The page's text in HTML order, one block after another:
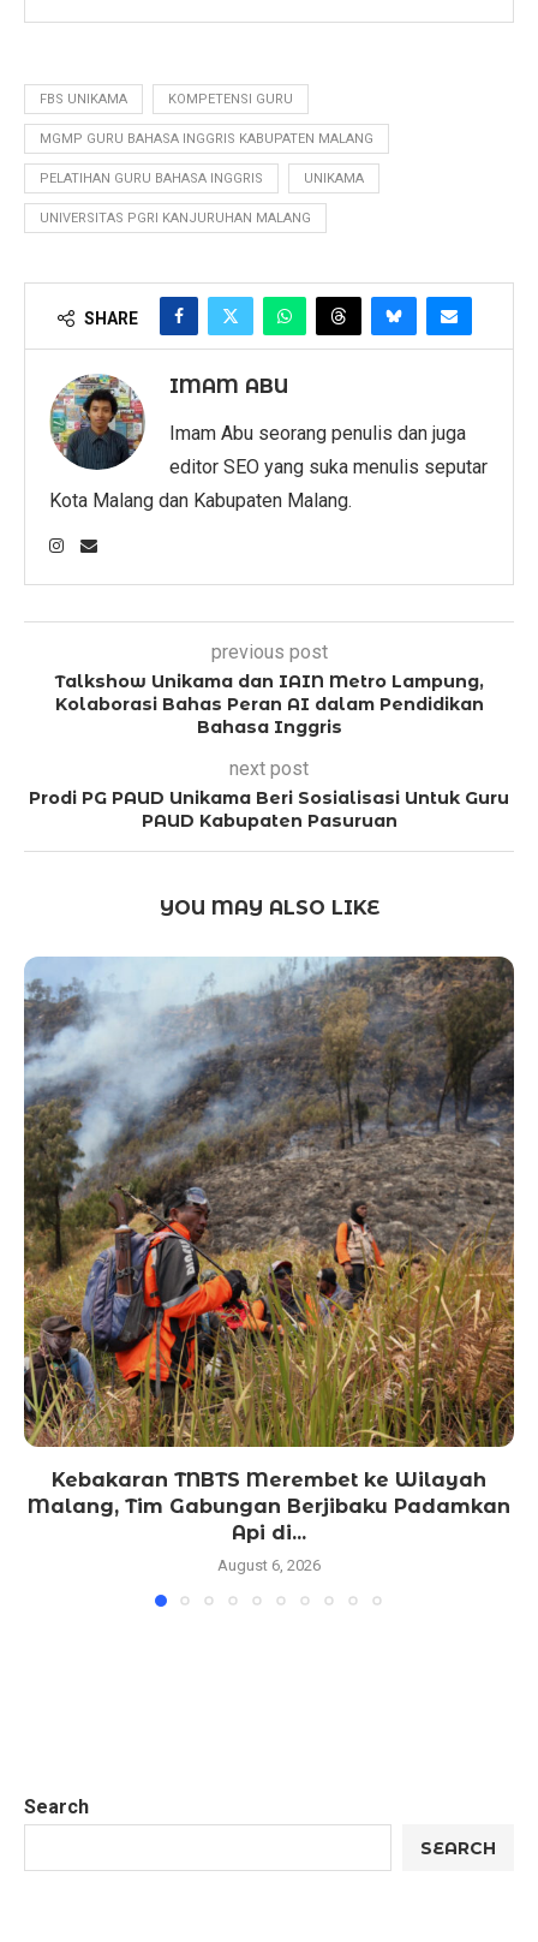
FBS UNIKAMA KOMPETENSI GURU
MGMP GURU BAHASA INGGRIS KABUPATEN MALANG
PELATIHAN GURU BAHASA INGGRIS UNIKAMA
UNIVERSITAS PGRI KANJURUHAN MALANG
SHARE
IMAM ABU
Imam Abu seorang penulis dan juga
editor SEO yang suka menulis seputar
Kota Malang dan Kabupaten Malang.
previous post
Talkshow Unikama dan IAIN Metro Lampung,
Kolaborasi Bahas Peran AI dalam Pendidikan
Bahasa Inggris
next post
Prodi PG PAUD Unikama Beri Sosialisasi Untuk Guru
PAUD Kabupaten Pasuruan
YOU MAY ALSO LIKE
Kebakaran TNBTS Merembet ke Wilayah
Malang, Tim Gabungan Berjibaku Padamkan
Api di...
August 6, 2026
Search
SEARCH